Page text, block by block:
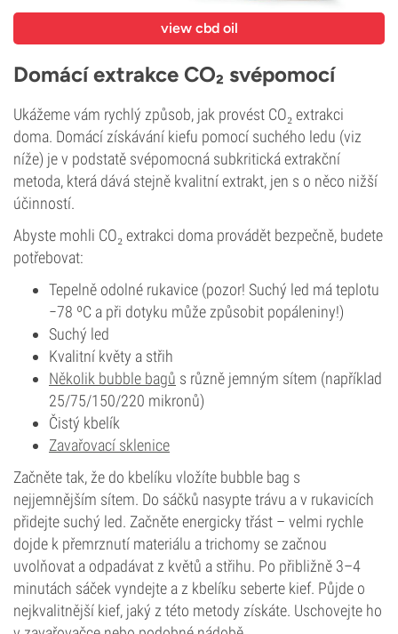
view cbd oil
Domácí extrakce CO₂ svépomocí
Ukážeme vám rychlý způsob, jak provést CO₂ extrakci
doma. Domácí získávání kiefu pomocí suchého ledu (viz
níže) je v podstatě svépomocná subkritická extrakční
metoda, která dává stejně kvalitní extrakt, jen s o něco nižší
účinností.
Abyste mohli CO₂ extrakci doma provádět bezpečně, budete
potřebovat:
Tepelně odolné rukavice (pozor! Suchý led má teplotu
−78 ºC a při dotyku může způsobit popáleniny!)
Suchý led
Kvalitní květy a střih
Několik bubble bagů s různě jemným sítem (například
25/75/150/220 mikronů)
Čistý kbelík
Zavařovací sklenice
Začněte tak, že do kbelíku vložíte bubble bag s
nejjemnějším sítem. Do sáčků nasypte trávu a v rukavicích
přidejte suchý led. Začněte energicky třást – velmi rychle
dojde k přemrznutí materiálu a trichomy se začnou
uvolňovat a odpadávat z květů a střihu. Po přibližně 3–4
minutách sáček vyndejte a z kbelíku seberte kief. Půjde o
nejkvalitnější kief, jaký z této metody získáte. Uschovejte ho